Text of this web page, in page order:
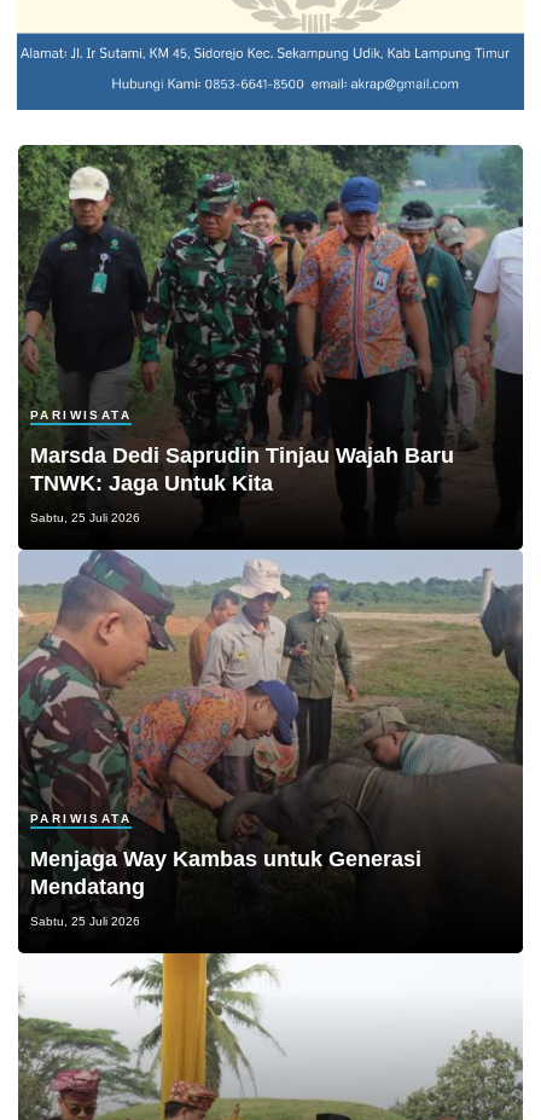
PARIWISATA
Marsda Dedi Saprudin Tinjau Wajah Baru
TNWK: Jaga Untuk Kita
Sabtu, 25 Juli 2026
PARIWISATA
Menjaga Way Kambas untuk Generasi
Mendatang
Sabtu, 25 Juli 2026